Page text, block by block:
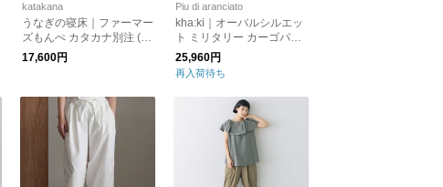
katakana
うなぎの寝床｜ファーマー
ズもんぺ カタカナ別注 (太
縞ブルーベージュ)【期間
限定･送料無料】
17,600円
Piu di aranciato
kha:ki｜オーバルシルエッ
ト ミリタリー カーゴパン
ツ “OVAL BDU CARGO PA
NTS” mil23hpt3175-kk ワ
イドパンツ
25,960円
再入荷待ち